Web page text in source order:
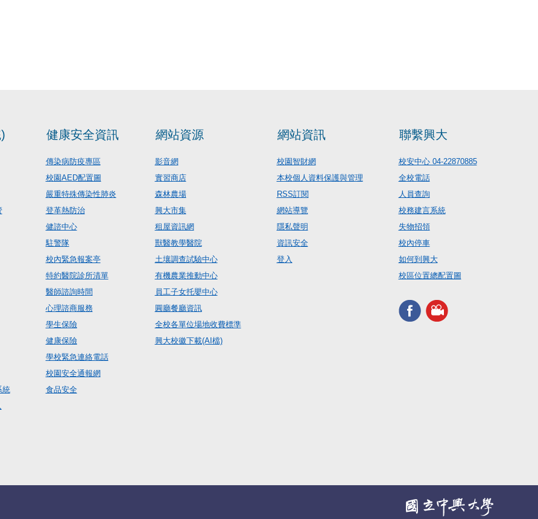
統
健康安全資訊
傳染病防疫專區
校園AED配置圖
嚴重特殊傳染性肺炎
登革熱防治
健諮中心
駐警隊
校內緊急報案亭
特約醫院診所清單
醫師諮詢時間
心理諮商服務
學生保險
健康保險
學校緊急連絡電話
校園安全通報網
食品安全
網站資源
影音網
實習商店
森林農場
興大市集
租屋資訊網
獸醫教學醫院
土壤調查試驗中心
有機農業推動中心
員工子女托嬰中心
圓廳餐廳資訊
全校各單位場地收費標準
興大校徽下載(AI檔)
網站資訊
校園智財網
本校個人資料保護與管理
RSS訂閱
網站導覽
隱私聲明
資訊安全
登入
聯繫興大
校安中心 04-22870885
全校電話
人員查詢
校務建言系統
失物招領
校內停車
如何到興大
校區位置總配置圖